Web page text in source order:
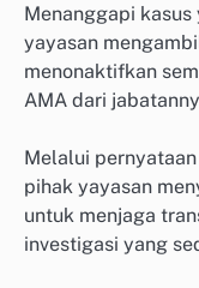
Menanggapi
yayasan
menonaktifkan
AMA dari
Melalui
pihak yayasan
untuk menjaga
investigasi yang